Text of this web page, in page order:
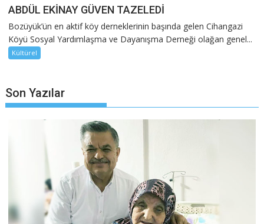
ABDÜL EKİNAY GÜVEN TAZELEDİ
Bozüyük’ün en aktif köy derneklerinin başında gelen Cihangazi
Köyü Sosyal Yardımlaşma ve Dayanışma Derneği olağan genel...
Kültürel
Son Yazılar